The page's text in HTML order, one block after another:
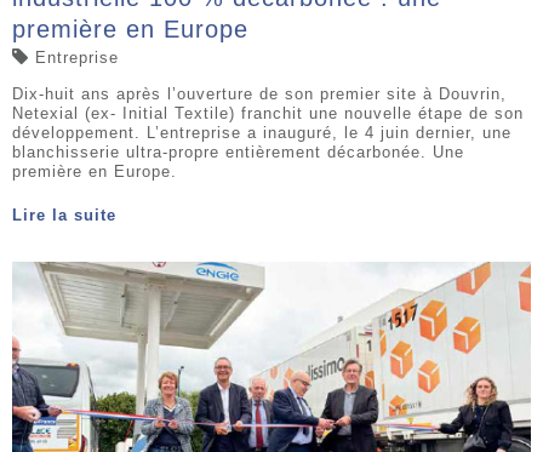
première en Europe
Entreprise
Dix-huit ans après l’ouverture de son premier site à Douvrin,
Netexial (ex- Initial Textile) franchit une nouvelle étape de son
développement. L’entreprise a inauguré, le 4 juin dernier, une
blanchisserie ultra-propre entièrement décarbonée. Une
première en Europe.
Lire la suite